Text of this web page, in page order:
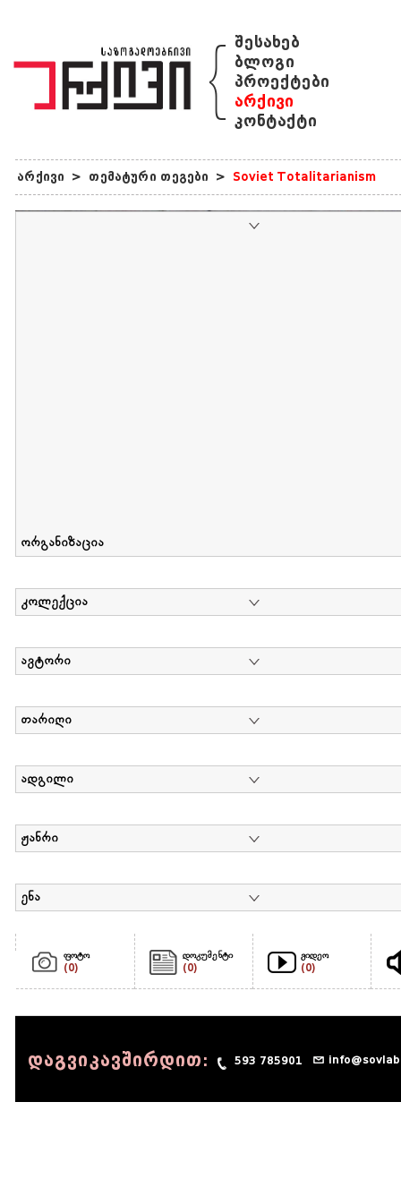
{ შესახებ
ბლოგი
პროექტები
არქივი
კონტაქტი
არქივი > თემატური თეგები > Soviet Totalitarianism
ორგანიზაცია
კოლექცია
ავტორი
თარიღი
ადგილი
ჟანრი
ენა
ფოტო
(0)
დოკუმენტი
(0)
ვიდეო
(0)
დაგვიკავშირდით: 593 785901